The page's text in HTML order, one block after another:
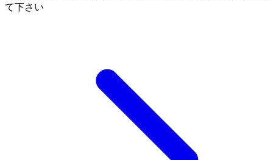
て下さい